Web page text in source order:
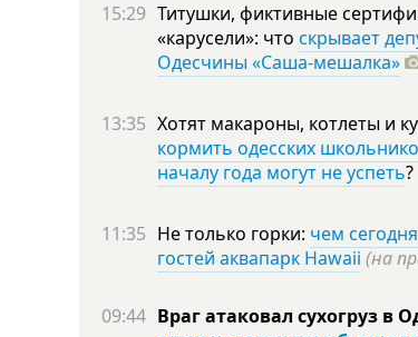
15:29 Титушки, фиктивные
«карусели»: что скрывает
Одесчины «Саша-мешалка»
13:35 Хотят макароны, котлеты и
кормить одесских
началу года могут не успеть?
11:35 Не только горки: чем
гостей аквапарк Hawaii (на
09:44 Враг атаковал сухогруз в